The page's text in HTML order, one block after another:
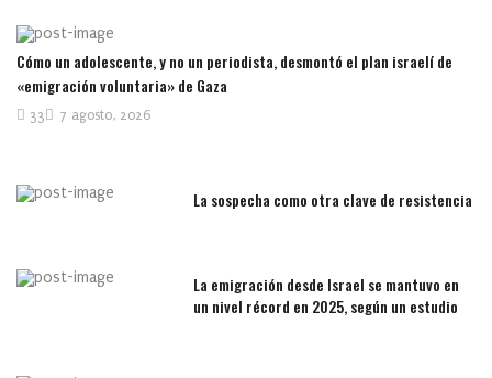
Cómo un adolescente, y no un periodista, desmontó el plan israelí de
«emigración voluntaria» de Gaza
7 agosto, 2026
33
La sospecha como otra clave de resistencia
La emigración desde Israel se mantuvo en
un nivel récord en 2025, según un estudio